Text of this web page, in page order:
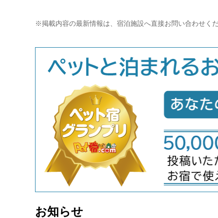
※掲載内容の最新情報は、宿泊施設へ直接お問い合わせく
お知らせ